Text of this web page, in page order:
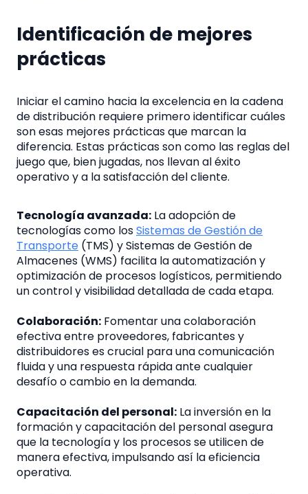
Identificación de mejores
prácticas
Iniciar el camino hacia la excelencia en la cadena
de distribución requiere primero identificar cuáles
son esas mejores prácticas que marcan la
diferencia. Estas prácticas son como las reglas del
juego que, bien jugadas, nos llevan al éxito
operativo y a la satisfacción del cliente.
Tecnología avanzada: La adopción de
tecnologías como losSistemas de Gestión de
Transporte (TMS) y Sistemas de Gestión de
Almacenes (WMS) facilita la automatización y
optimización de procesos logísticos, permitiendo
un control y visibilidad detallada de cada etapa.
Colaboración: Fomentar una colaboración
efectiva entre proveedores, fabricantes y
distribuidores es crucial para una comunicación
fluida y una respuesta rápida ante cualquier
desafío o cambio en la demanda.
Capacitación del personal: La inversión en la
formación y capacitación del personal asegura
que la tecnología y los procesos se utilicen de
manera efectiva, impulsando así la eficiencia
operativa.